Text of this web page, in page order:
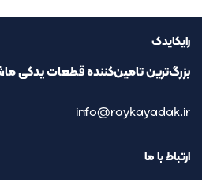
رایکایدک
بزرگ‌ترین تامین‌کننده قطعات یدکی
info@raykayadak.ir
ارتباط با ما